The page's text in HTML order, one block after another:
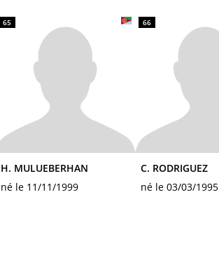
65
H. MULUEBERHAN
né le 11/11/1999
66
C. RODRIGUEZ
né le 03/03/1995